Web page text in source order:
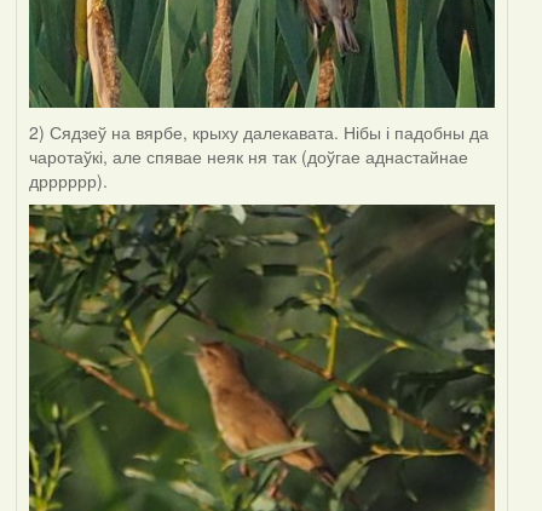
2) Сядзеў на вярбе, крыху далекавата. Нібы і падобны да
чаротаўкі, але спявае неяк ня так (доўгае аднастайнае
дрррррр).